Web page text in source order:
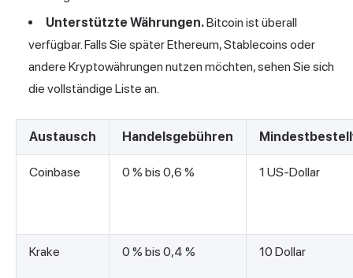
Unterstützte Währungen.Bitcoin ist überall
verfügbar. Falls Sie später Ethereum, Stablecoins oder
andere Kryptowährungen nutzen möchten, sehen Sie sich
die vollständige Liste an.
Austausch Handelsgebühren
Coinbase 0 % bis 0,6 % 1 US-Dollar
Krake 0 % bis 0,4 % 10 Dollar